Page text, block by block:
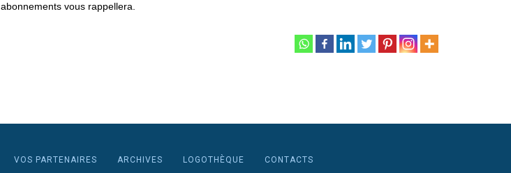
abonnements vous rappellera.
VOS PARTENAIRES ARCHIVES LOGOTHÈQUE CONTACTS